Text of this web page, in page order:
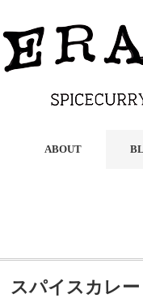
ABOUT
スパイスカレ